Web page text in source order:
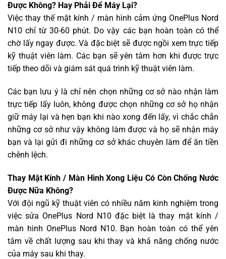
Được Không? Hay Phải Để Máy Lại?
Việc thay thế mặt kính / màn hình cảm ứng OnePlus Nord
N10 chỉ từ 30-60 phút. Do vậy các bạn hoàn toàn có thể
chờ lấy ngay được. Và đặc biệt sẽ được ngồi xem trực tiếp
kỹ thuật viên làm. Các bạn sẽ yên tâm hơn khi được trực
tiếp theo dõi và giám sát quá trình kỹ thuật viên làm.
Các bạn lưu ý là chỉ nên chọn những cơ sở nào nhận làm
trực tiếp lấy luôn, không được chọn những cơ sở họ nhận
giữ máy lại và hẹn bạn khi nào xong đến lấy, vì chắc chắn
những cơ sở như vậy không làm được và họ sẽ nhận máy
bạn và lại gửi đi những cơ sở khác chuyên làm để ăn tiền
chênh lệch.
Thay Mặt Kính / Màn Hình Xong Liệu Có Còn Chống Nước
Được Nữa Không?
Với đội ngũ kỹ thuật viên có nhiều năm kinh nghiệm trong
việc sửa OnePlus Nord N10 đặc biệt là thay mặt kính /
màn hình OnePlus Nord N10. Bạn hoàn toàn có thể yên
tâm về chất lượng sau khi thay và khả năng chống nước
của máy sau khi thay.